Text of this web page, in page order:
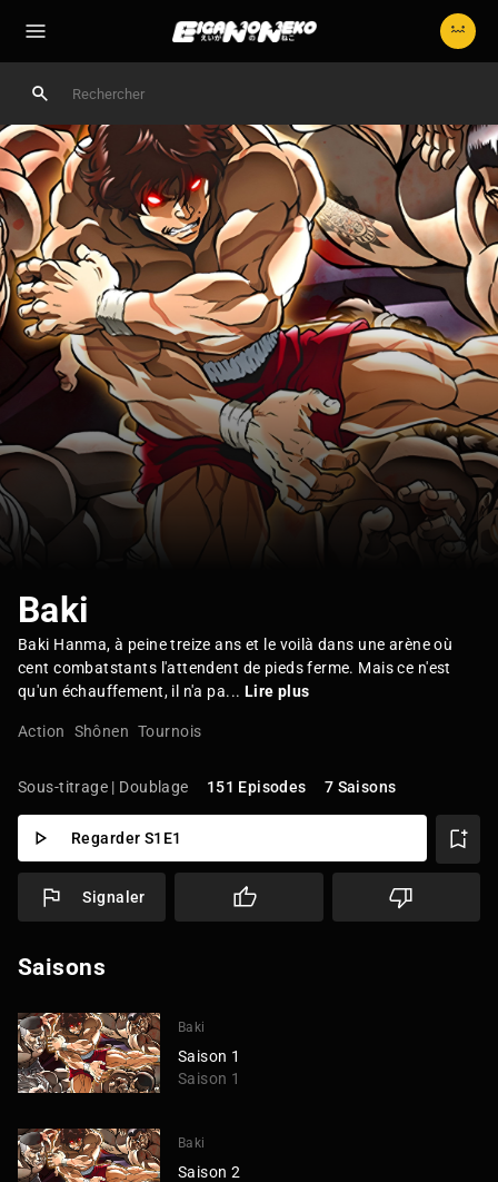
Baki
Baki Hanma, à peine treize ans et le voilà dans une arène où
cent combatstants l'attendent de pieds ferme. Mais ce n'est
qu'un échauffement, il n'a pa... Lire plus
Action Shônen Tournois
Sous-titrage | Doublage 151 Episodes 7 Saisons
Regarder S1E1
Signaler
Saisons
Baki
Saison 1
Saison 1
Baki
Saison 2